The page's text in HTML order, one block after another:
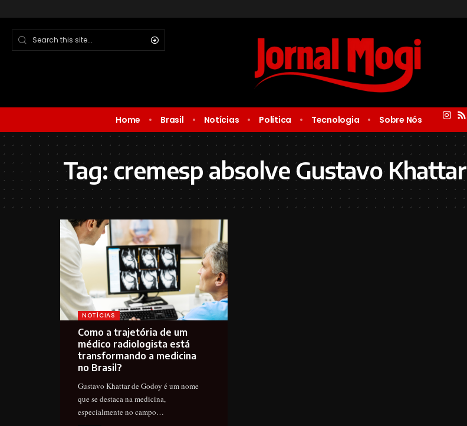
Home Brasil Notícias Política Tecnologia Sobre Nós
Tag:cremesp absolve Gustavo Khattar
NOTÍCIAS
Como a trajetória de um
médico radiologista está
transformando a medicina
no Brasil?
Gustavo Khattar de Godoy é um nome
que se destaca na medicina,
especialmente no campo…